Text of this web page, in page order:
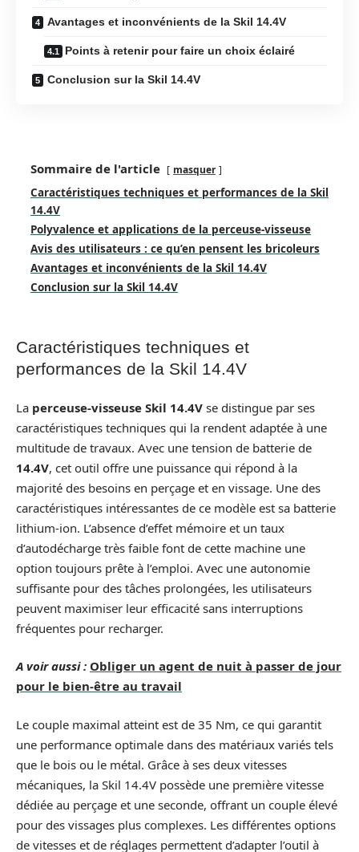
Avantages et inconvénients de la Skil 14.4V
Points à retenir pour faire un choix éclairé
Conclusion sur la Skil 14.4V
Sommaire de l'article masquer
Caractéristiques techniques et performances de la Skil
14.4V
Polyvalence et applications de la perceuse-visseuse
Avis des utilisateurs : ce qu’en pensent les bricoleurs
Avantages et inconvénients de la Skil 14.4V
Conclusion sur la Skil 14.4V
Caractéristiques techniques et
performances de la Skil 14.4V
La perceuse-visseuse Skil 14.4V se distingue par ses
caractéristiques techniques qui la rendent adaptée à une
multitude de travaux. Avec une tension de batterie de
14.4V, cet outil offre une puissance qui répond à la
majorité des besoins en perçage et en vissage. Une des
caractéristiques intéressantes de ce modèle est sa batterie
lithium-ion. L’absence d’effet mémoire et un taux
d’autodécharge très faible font de cette machine une
option toujours prête à l’emploi. Avec une autonomie
suffisante pour des tâches prolongées, les utilisateurs
peuvent maximiser leur efficacité sans interruptions
fréquentes pour recharger.
A voir aussi : Obliger un agent de nuit à passer de jour
pour le bien-être au travail
Le couple maximal atteint est de 35 Nm, ce qui garantit
une performance optimale dans des matériaux variés tels
que le bois ou le métal. Grâce à ses deux vitesses
mécaniques, la Skil 14.4V possède une première vitesse
dédiée au perçage et une seconde, offrant un couple élevé
pour des vissages plus complexes. Les différentes options
de vitesses et de réglages permettent d’adapter l’outil à